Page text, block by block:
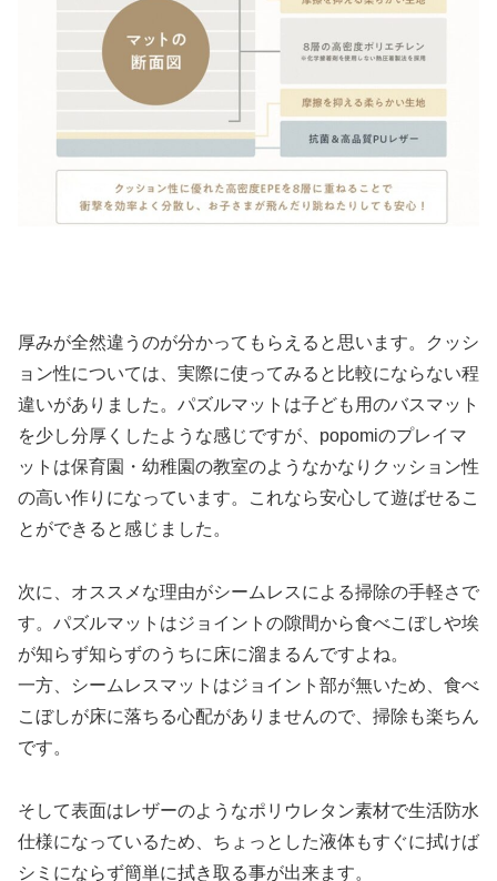
厚みが全然違うのが分かってもらえると思います。クッシ
ョン性については、実際に使ってみると比較にならない程
違いがありました。パズルマットは子ども用のバスマット
を少し分厚くしたような感じですが、popomiのプレイマ
ットは保育園・幼稚園の教室のようなかなりクッション性
の高い作りになっています。これなら安心して遊ばせるこ
とができると感じました。
次に、オススメな理由がシームレスによる掃除の手軽さで
す。パズルマットはジョイントの隙間から食べこぼしや埃
が知らず知らずのうちに床に溜まるんですよね。
一方、シームレスマットはジョイント部が無いため、食べ
こぼしが床に落ちる心配がありませんので、掃除も楽ちん
です。
そして表面はレザーのようなポリウレタン素材で生活防水
仕様になっているため、ちょっとした液体もすぐに拭けば
シミにならず簡単に拭き取る事が出来ます。